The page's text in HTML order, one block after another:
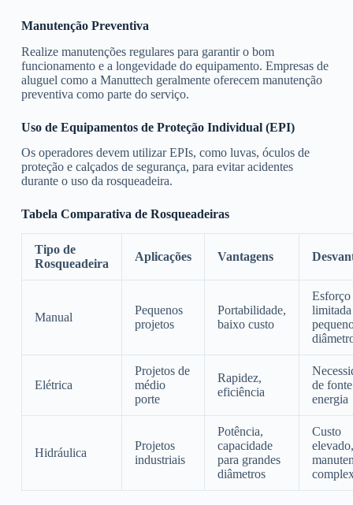
Manutenção Preventiva
Realize manutenções regulares para garantir o bom
funcionamento e a longevidade do equipamento. Empresas de
aluguel como a Manuttech geralmente oferecem manutenção
preventiva como parte do serviço.
Uso de Equipamentos de Proteção Individual (EPI)
Os operadores devem utilizar EPIs, como luvas, óculos de
proteção e calçados de segurança, para evitar acidentes
durante o uso da rosqueadeira.
Tabela Comparativa de Rosqueadeiras
Tipo de
Rosqueadeira
Aplicações Vantagens
Manual
Pequenos
projetos
Portabilidade,
baixo custo
limitada
Elétrica
Projetos de
médio
porte
Rapidez,
eficiência
de
energia
Hidráulica
Projetos
industriais
Potência,
capacidade
para grandes
diâmetros
Custo
elevado,